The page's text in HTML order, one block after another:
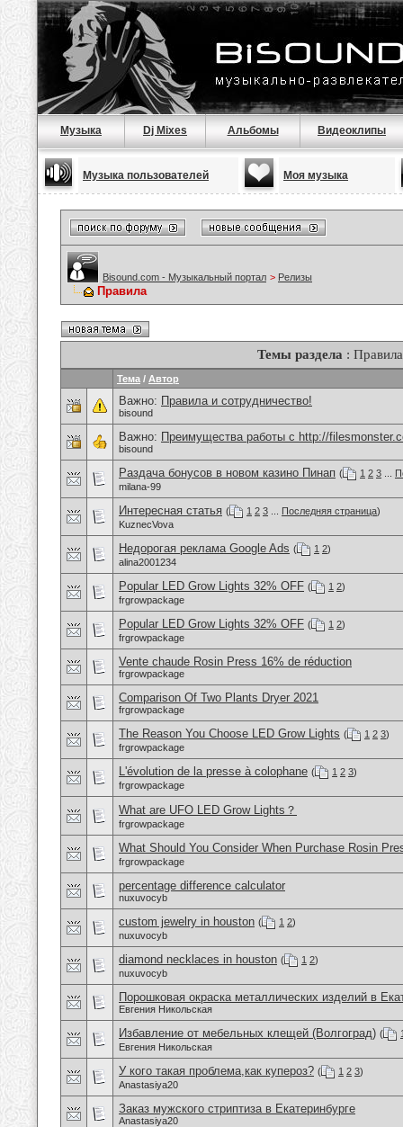
Музыка Dj Mixes Альбомы Видеоклипы
Музыка пользователей Моя музыка
Bisound.com - Музыкальный портал > Релизы
Правила
Темы раздела : Правила
Тема / Автор
Важно: Правила и сотрудничество!
bisound
Важно: Преимущества работы с http://
bisound
Раздача бонусов в новом казино Пинап ( 1 2 3
milana-99
Интересная статья ( 1 2 3 Последняя страница)
KuznecVova
Недорогая реклама Google Ads ( 1 2)
alina2001234
Popular LED Grow Lights 32% OFF ( 1 2)
frgrowpackage
Popular LED Grow Lights 32% OFF ( 1 2)
frgrowpackage
Vente chaude Rosin Press 16% de réduction
frgrowpackage
Comparison Of Two Plants Dryer 2021
frgrowpackage
The Reason You Choose LED Grow Lights ( 1 2 3)
frgrowpackage
L'évolution de la presse à colophane ( 1 2 3)
frgrowpackage
What are UFO LED Grow Lights？
frgrowpackage
What Should You Consider When Purchase Rosin
frgrowpackage
percentage difference calculator
nuxuvocyb
custom jewelry in houston ( 1 2)
nuxuvocyb
diamond necklaces in houston ( 1 2)
nuxuvocyb
Порошковая окраска металлических изделий в
Евгения Никольская
Избавление от мебельных клещей (Волгоград) (
Евгения Никольская
У кого такая проблема,как купероз? ( 1 2 3)
Anastasiya20
Заказ мужского стриптиза в Екатеринбурге
Anastasiya20